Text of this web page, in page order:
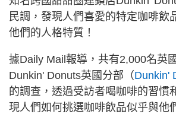
民調，發現人們喜愛的特定咖啡飲
他們的人格特質！
據Daily Mail報導，共有2,000名英
Dunkin' Donuts英國分部（Dunkin'
的調查，透過受訪者喝咖啡的習慣
現人們如何挑選咖啡飲品似乎與他